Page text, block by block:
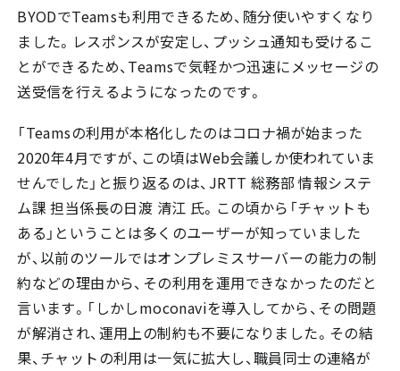
BYODでTeamsも利用できるため、随分使いやすくなり
ました。レスポンスが安定し、プッシュ通知も受けるこ
とができるため、Teamsで気軽かつ迅速にメッセージの
送受信を行えるようになったのです。
「Teamsの利用が本格化したのはコロナ禍が始まった
2020年4月ですが、この頃はWeb会議しか使われていま
せんでした」と振り返るのは、JRTT 総務部 情報システ
ム課 担当係長の日渡 清江 氏。この頃から「チャットも
ある」ということは多くのユーザーが知っていました
が、以前のツールではオンプレミスサーバーの能力の制
約などの理由から、その利用を運用できなかったのだと
言います。「しかしmoconaviを導入してから、その問題
が解消され、運用上の制約も不要になりました。その結
果、チャットの利用は一気に拡大し、職員同士の連絡が